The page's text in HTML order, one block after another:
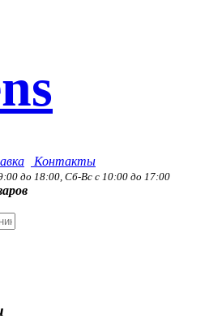
Контакты
до 18:00, Сб-Вс с 10:00 до 17:00